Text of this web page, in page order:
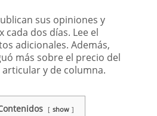
sus opiniones y
dos días. Lee el
adicionales. Además,
más sobre el precio del
y de columna.
show